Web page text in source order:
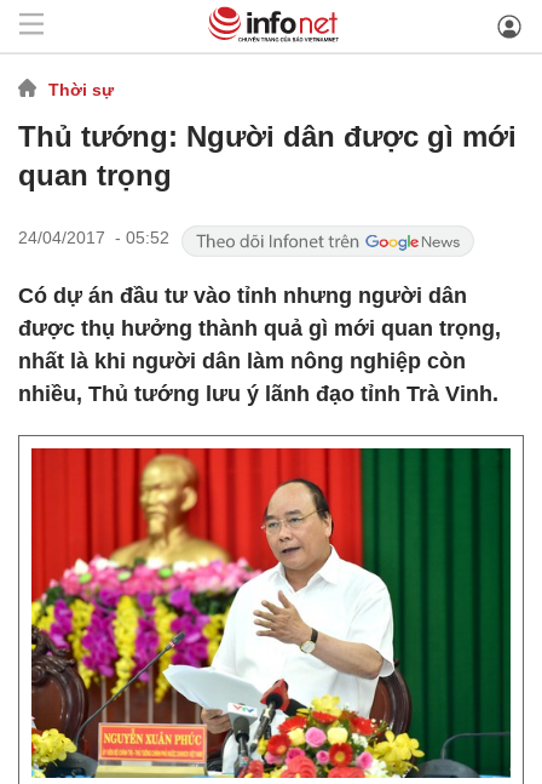
Thời sự
Thủ tướng: Người dân được gì mới
quan trọng
24/04/2017 - 05:52
Có dự án đầu tư vào tỉnh nhưng người dân
được thụ hưởng thành quả gì mới quan trọng,
nhất là khi người dân làm nông nghiệp còn
nhiều, Thủ tướng lưu ý lãnh đạo tỉnh Trà Vinh.